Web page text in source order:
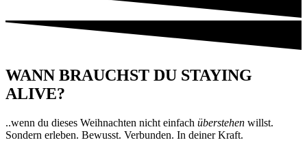
WANN BRAUCHST DU STAYING
ALIVE?
..wenn du dieses Weihnachten nicht einfach überstehen willst.
Sondern erleben. Bewusst. Verbunden. In deiner Kraft.